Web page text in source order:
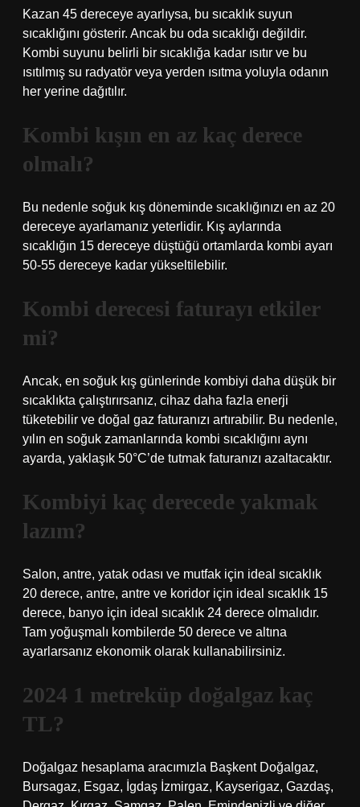
Kazan 45 dereceye ayarlıysa, bu sıcaklık suyun
sıcaklığını gösterir. Ancak bu oda sıcaklığı değildir.
Kombi suyunu belirli bir sıcaklığa kadar ısıtır ve bu
ısıtılmış su radyatör veya yerden ısıtma yoluyla odanın
her yerine dağıtılır.
Kombi kışın en az kaç derece
olmalı?
Bu nedenle soğuk kış döneminde sıcaklığınızı en az 20
dereceye ayarlamanız yeterlidir. Kış aylarında
sıcaklığın 15 dereceye düştüğü ortamlarda kombi ayarı
50-55 dereceye kadar yükseltilebilir.
Kombi derecesi faturayı etkiler
mi?
Ancak, en soğuk kış günlerinde kombiyi daha düşük bir
sıcaklıkta çalıştırırsanız, cihaz daha fazla enerji
tüketebilir ve doğal gaz faturanızı artırabilir. Bu nedenle,
yılın en soğuk zamanlarında kombi sıcaklığını aynı
ayarda, yaklaşık 50°C’de tutmak faturanızı azaltacaktır.
Kombiyi kaç derecede yakmak
lazım?
Salon, antre, yatak odası ve mutfak için ideal sıcaklık
20 derece, antre, antre ve koridor için ideal sıcaklık 15
derece, banyo için ideal sıcaklık 24 derece olmalıdır.
Tam yoğuşmalı kombilerde 50 derece ve altına
ayarlarsanız ekonomik olarak kullanabilirsiniz.
2024 1 metreküp doğalgaz kaç
TL?
Doğalgaz hesaplama aracımızla Başkent Doğalgaz,
Bursagaz, Esgaz, İgdaş İzmirgaz, Kayserigaz, Gazdaş,